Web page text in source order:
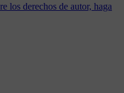
los derechos de autor, haga